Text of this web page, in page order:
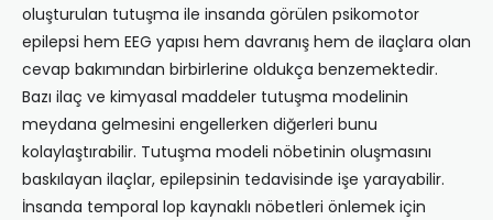
oluşturulan tutuşma ile insanda görülen psikomotor
epilepsi hem EEG yapısı hem davranış hem de ilaçlara olan
cevap bakımından birbirlerine oldukça benzemektedir.
Bazı ilaç ve kimyasal maddeler tutuşma modelinin
meydana gelmesini engellerken diğerleri bunu
kolaylaştırabilir. Tutuşma modeli nöbetinin oluşmasını
baskılayan ilaçlar, epilepsinin tedavisinde işe yarayabilir.
İnsanda temporal lop kaynaklı nöbetleri önlemek için